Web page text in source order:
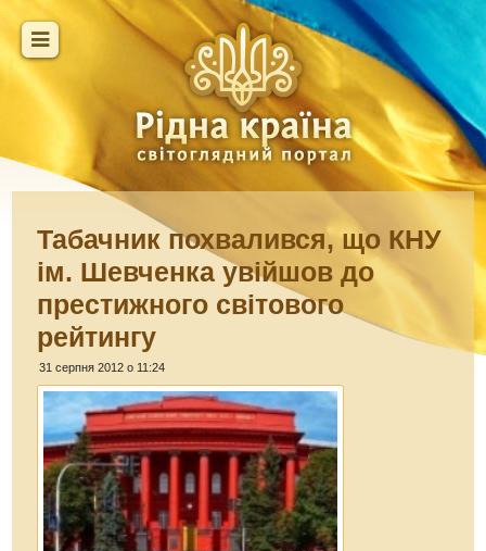
Табачник похвалився, що КНУ
ім. Шевченка увійшов до
престижного світового
рейтингу
31 серпня 2012 о 11:24